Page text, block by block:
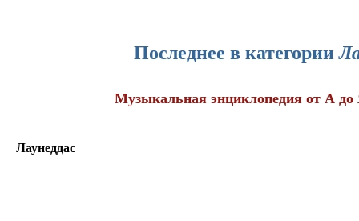
Последнее в категории
Музыкальная энциклопедия от А до
Лаунеддас